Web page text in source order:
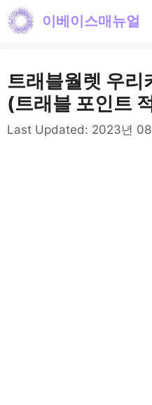
컨
로
건
너
이베이스매뉴얼
트래블월렛 우리
(트래블 포인트
Last Updated: 2023년